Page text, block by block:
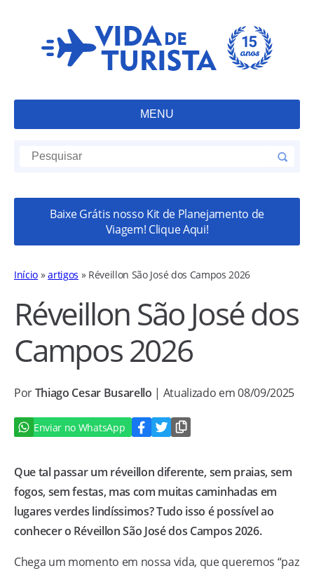
MENU
Baixe Grátis nosso Kit de Planejamento de
Viagem! Clique Aqui!
Início »artigos » Réveillon São José dos Campos 2026
Réveillon São José dos
Campos 2026
PorThiago Cesar Busarello | Atualizado em 08/09/2025
Enviar no WhatsApp
Que tal passar um réveillon diferente, sem praias, sem
fogos, sem festas, mas com muitas caminhadas em
lugares verdes lindíssimos? Tudo isso é possível ao
conhecer o Réveillon São José dos Campos 2026.
Chega um momento em nossa vida, que queremos “paz